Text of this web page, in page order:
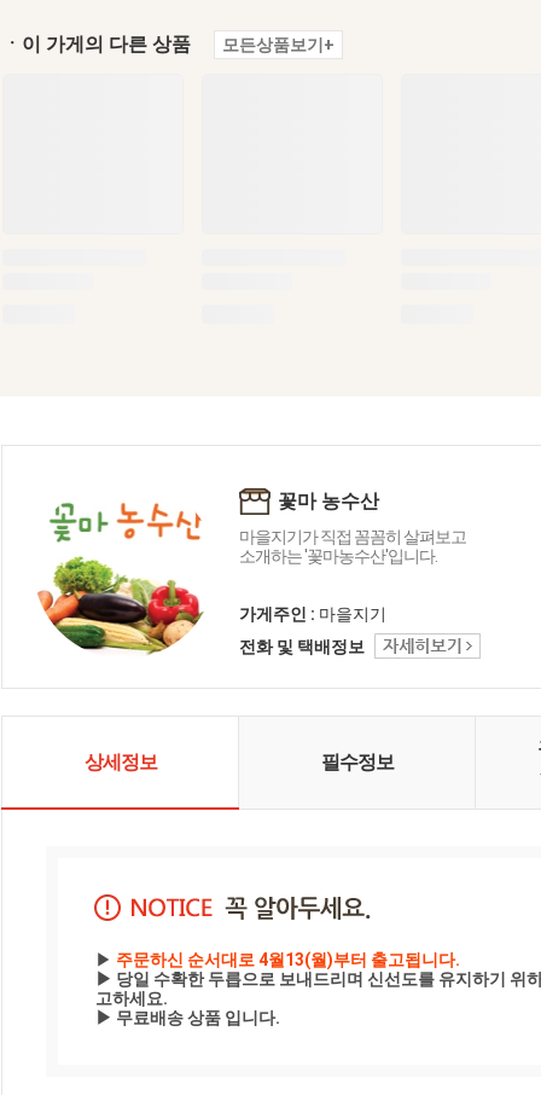
ㆍ이 가게의 다른 상품 모든상품보기+
꽃마 농수산
마을지기가 직접 꼼꼼히 살펴보고
소개하는 '꽃마농수산'입니다.
가게주인 : 마을지기
전화 및 택배정보
상세정보 필수정보
▶ 주문하신 순서대로 4월13(월)부터 출고됩니다.
▶ 당일 수확한 두릅으로 보내드리며 신선도를 유지하기 위
고하세요.
▶ 무료배송 상품 입니다.